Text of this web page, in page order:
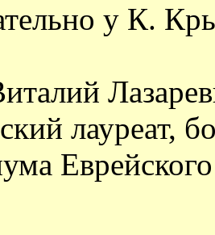
у К.
лауреат,